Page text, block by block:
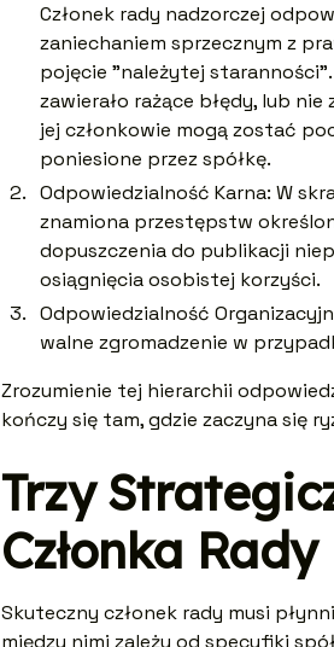
Członek rady nadzorczej
zaniechaniem sprzecznym z
pojęcie "należytej
zawierało rażące błędy, lub
jej członkowie mogą zostać
poniesione przez spółkę.
Odpowiedzialność Karna: W
znamiona przestępstw
dopuszczenia do publikacji
osiągnięcia osobistej korzyści.
Odpowiedzialność
walne zgromadzenie w
Zrozumienie tej hierarchii
kończy się tam, gdzie zaczyna się
Trzy
Członka Rady
Skuteczny członek rady musi
między nimi zależy od specyfiki